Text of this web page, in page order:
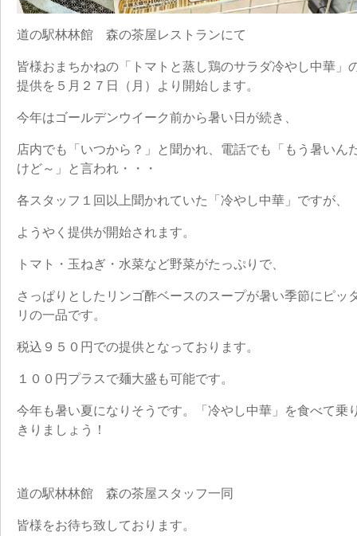
道の駅林林館 森の茶屋レストランにて
皆様おまちかねの「トマトと蒸し鶏のサラダ冷やし中華」
提供を５月２７日（月）より開始します。
今年はゴールデンウイーク前から暑い日が続き、
店内でも「いつから？」と聞かれ、電話でも「もう暑いん
けど～」と言われ・・・
各スタッフ１回以上聞かれていた「冷やし中華」ですが、
ようやく提供が開始されます。
トマト・玉ねぎ・水菜など野菜がたっぷりで、
さっぱりとしたリンゴ酢ベースのスープが暑い季節にピッ
リの一品です。
税込９５０円での提供となっております。
１００円プラスで麺大盛も可能です。
今年も暑い夏になりそうです。「冷やし中華」を食べて乗
きりましょう！
道の駅林林館 森の茶屋スタッフ一同
皆様をお待ち致しております。